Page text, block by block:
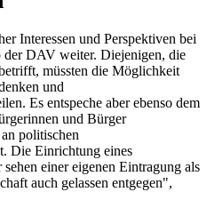
Interessen und Perspektiven bei
der DAV weiter. Diejenigen, die
müssten die Möglichkeit
und
Es entspeche aber ebenso dem
und Bürger
politischen
Die Einrichtung eines
einer eigenen Eintragung als
auch gelassen entgegen",